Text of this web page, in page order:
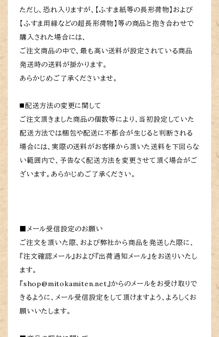
ただし、恐れ入りますが、【ふすま紙等の長形荷物】および
【ふすま用縁などの超長形荷物】等の商品と抱き合わせで
購入された場合には、
ご注文商品の中で、最も高い送料が設定されている商品
発送時の送料が掛かります。
あらかじめご了承くださいませ。
◼️配送方法の変更に関して
ご注文頂きました商品の個数等により、当初設定していた
配送方法では梱包や配送に不都合が生じると判断される
場合には、実際の送料がお客様から頂いた送料を下回らな
い範囲内で、予告なく配送方法を変更させて頂く場合がご
ざいます。あらかじめご了承ください。
■メール受信設定のお願い
ご注文を頂いた際、および弊社から商品を発送した際に、
『注文確認メール』および『出荷通知メール』をお送りいたし
ます。
『shop@mitokamiten.net』からのメールをお受け取りで
きるように、メール受信設定をして頂けますよう、よろしくお
願いいたします。